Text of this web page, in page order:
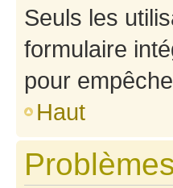
Seuls les
formulaire
pour
Haut